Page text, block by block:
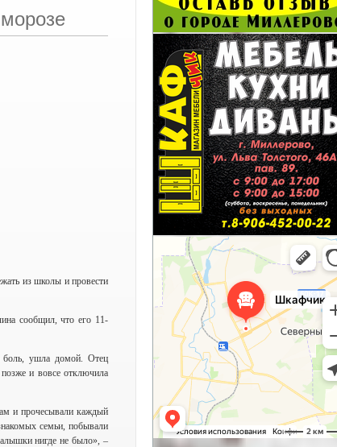
из школы и провести
сообщил, что его 11-
боль, ушла домой. Отец
и вовсе отключила
и прочесывали каждый
семьи, побывали
нигде не было», –